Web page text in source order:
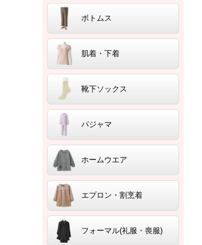
ボトムス
肌着・下着
靴下ソックス
パジャマ
ホームウエア
エプロン・割烹着
フォーマル(礼服・喪服)